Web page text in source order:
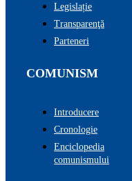
Legislație
Transparenţă
Parteneri
COMUNISM
Introducere
Cronologie
Enciclopedia
comunismului